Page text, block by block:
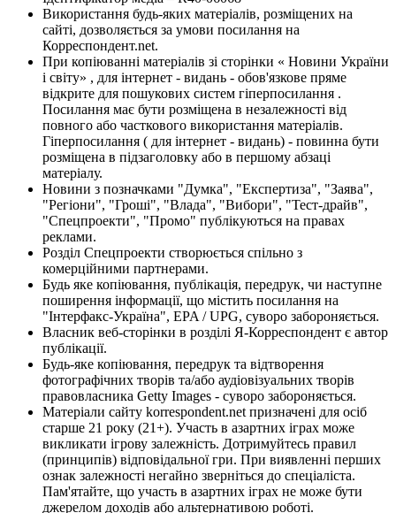
Використання будь-яких матеріалів, розміщених на
сайті, дозволяється за умови посилання на
Корреспондент.net.
При копіюванні матеріалів зі сторінки « Новини України
і світу» , для інтернет - видань - обов'язкове пряме
відкрите для пошукових систем гіперпосилання .
Посилання має бути розміщена в незалежності від
повного або часткового використання матеріалів.
Гіперпосилання ( для інтернет - видань) - повинна бути
розміщена в підзаголовку або в першому абзаці
матеріалу.
Новини з позначками "Думка", "Експертиза", "Заява",
"Регіони", "Гроші", "Влада", "Вибори", "Тест-драйв",
"Спецпроекти", "Промо" публікуються на правах
реклами.
Розділ Спецпроекти створюється спільно з
комерційними партнерами.
Будь яке копіювання, публікація, передрук, чи наступне
поширення інформації, що містить посилання на
"Інтерфакс-Україна", EPA / UPG, суворо забороняється.
Власник веб-сторінки в розділі Я-Корреспондент є автор
публікації.
Будь-яке копіювання, передрук та відтворення
фотографічних творів та/або аудіовізуальних творів
правовласника Getty Images - суворо забороняється.
Матеріали сайту korrespondent.net призначені для осіб
старше 21 року (21+). Участь в азартних іграх може
викликати ігрову залежність. Дотримуйтесь правил
(принципів) відповідальної гри. При виявленні перших
ознак залежності негайно зверніться до спеціаліста.
Пам'ятайте, що участь в азартних іграх не може бути
джерелом доходів або альтернативою роботі.